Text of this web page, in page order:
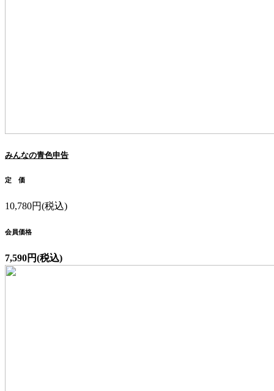
みんなの青色申告
定 価
10,780円(税込)
会員価格
7,590円(税込)